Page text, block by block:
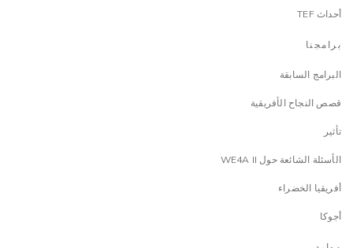
أحداث TEF
برامجنا
البرامج السابقة
قصص النجاح الأفريقية
تأثير
الأسئلة الشائعة حول WE4A II
أفريقيا الخضراء
أجوكا